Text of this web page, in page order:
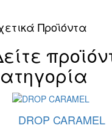
Προϊόντα
DROP CARAMEL